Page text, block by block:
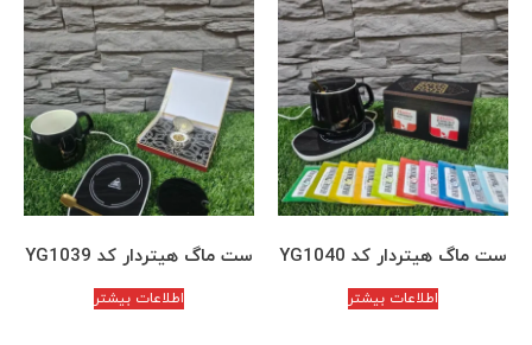
ست ماگ هیتردار کد YG1040
اطلاعات بیشتر
ست ماگ هیتردار کد YG1039
اطلاعات بیشتر